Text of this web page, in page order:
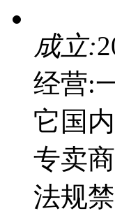
成立:
经营:
它国
专卖
法规